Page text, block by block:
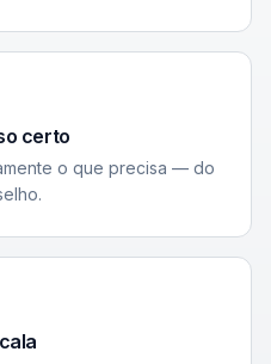
certo
o que precisa — do